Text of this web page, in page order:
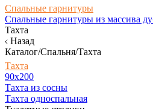
Спальные гарнитуры
Спальные гарнитуры из массива
Тахта
Назад
Каталог/Спальня/Тахта
Тахта
90х200
Тахта из сосны
Тахта односпальная